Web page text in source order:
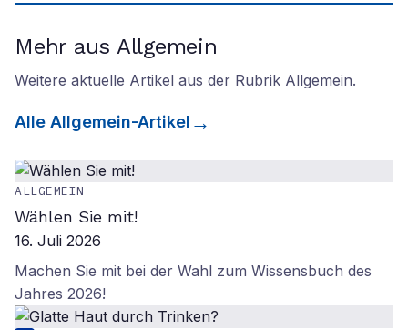
Mehr aus Allgemein
Weitere aktuelle Artikel aus der Rubrik Allgemein.
Alle Allgemein-Artikel
ALLGEMEIN
Wählen Sie mit!
16. Juli 2026
Machen Sie mit bei der Wahl zum Wissensbuch des
Jahres 2026!